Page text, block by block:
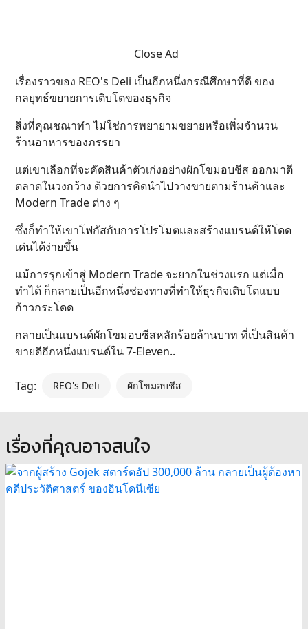
Close Ad
เรื่องราวของ REO's Deli เป็นอีกหนึ่งกรณีศึกษาที่ดี ของ
กลยุทธ์ขยายการเติบโตของธุรกิจ
สิ่งที่คุณชณาทำ ไม่ใช่การพยายามขยายหรือเพิ่มจำนวน
ร้านอาหารของภรรยา
แต่เขาเลือกที่จะคัดสินค้าตัวเก่งอย่างผักโขมอบชีส ออกมาตี
ตลาดในวงกว้าง ด้วยการคิดนำไปวางขายตามร้านค้าและ
Modern Trade ต่าง ๆ
ซึ่งก็ทำให้เขาโฟกัสกับการโปรโมตและสร้างแบรนด์ให้โดด
เด่นได้ง่ายขึ้น
แม้การรุกเข้าสู่ Modern Trade จะยากในช่วงแรก แต่เมื่อ
ทำได้ ก็กลายเป็นอีกหนึ่งช่องทางที่ทำให้ธุรกิจเติบโตแบบ
ก้าวกระโดด
กลายเป็นแบรนด์ผักโขมอบชีสหลักร้อยล้านบาท ที่เป็นสินค้า
ขายดีอีกหนึ่งแบรนด์ใน 7-Eleven..
Tag: REO's Deli ผักโขมอบชีส
เรื่องที่คุณอาจสนใจ